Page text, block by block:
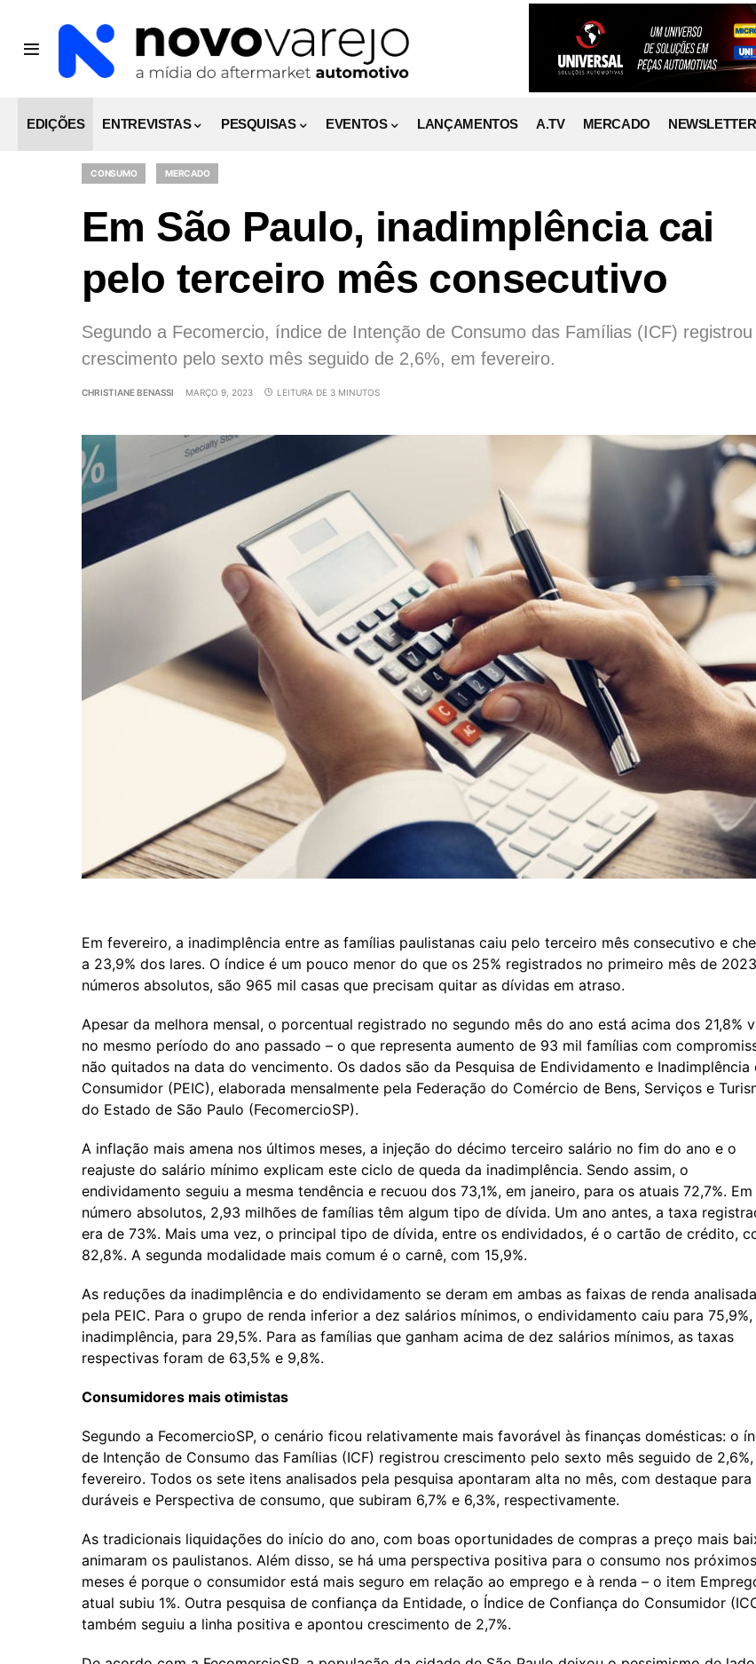
EDIÇÕES ENTREVISTAS PESQUISAS EVENTOS LANÇAMENTOS A.TV MERCADO NEWSLETTER
CONSUMO MERCADO
Em São Paulo, inadimplência cai
pelo terceiro mês consecutivo
Segundo a Fecomercio, índice de Intenção de Consumo das Famílias (ICF) registrou
crescimento pelo sexto mês seguido de 2,6%, em fevereiro.
CHRISTIANE BENASSI MARÇO 9, 2023 LEITURA DE 3 MINUTOS
Em fevereiro, a inadimplência entre as famílias paulistanas caiu pelo terceiro mês consecutivo e
a 23,9% dos lares. O índice é um pouco menor do que os 25% registrados no primeiro mês de
números absolutos, são 965 mil casas que precisam quitar as dívidas em atraso.
Apesar da melhora mensal, o porcentual registrado no segundo mês do ano está acima dos 21,8%
no mesmo período do ano passado – o que representa aumento de 93 mil famílias com
não quitados na data do vencimento. Os dados são da Pesquisa de Endividamento e Inadimplência
Consumidor (PEIC), elaborada mensalmente pela Federação do Comércio de Bens, Serviços e
do Estado de São Paulo (FecomercioSP).
A inflação mais amena nos últimos meses, a injeção do décimo terceiro salário no fim do ano e o
reajuste do salário mínimo explicam este ciclo de queda da inadimplência. Sendo assim, o
endividamento seguiu a mesma tendência e recuou dos 73,1%, em janeiro, para os atuais 72,7%. Em
número absolutos, 2,93 milhões de famílias têm algum tipo de dívida. Um ano antes, a taxa
era de 73%. Mais uma vez, o principal tipo de dívida, entre os endividados, é o cartão de crédito,
82,8%. A segunda modalidade mais comum é o carnê, com 15,9%.
As reduções da inadimplência e do endividamento se deram em ambas as faixas de renda
pela PEIC. Para o grupo de renda inferior a dez salários mínimos, o endividamento caiu para 75,9%,
inadimplência, para 29,5%. Para as famílias que ganham acima de dez salários mínimos, as taxas
respectivas foram de 63,5% e 9,8%.
Consumidores mais otimistas
Segundo a FecomercioSP, o cenário ficou relativamente mais favorável às finanças domésticas: o
de Intenção de Consumo das Famílias (ICF) registrou crescimento pelo sexto mês seguido de 2,6%,
fevereiro. Todos os sete itens analisados pela pesquisa apontaram alta no mês, com destaque para
duráveis e Perspectiva de consumo, que subiram 6,7% e 6,3%, respectivamente.
As tradicionais liquidações do início do ano, com boas oportunidades de compras a preço mais
animaram os paulistanos. Além disso, se há uma perspectiva positiva para o consumo nos próximos
meses é porque o consumidor está mais seguro em relação ao emprego e à renda – o item
atual subiu 1%. Outra pesquisa de confiança da Entidade, o Índice de Confiança do Consumidor
também seguiu a linha positiva e apontou crescimento de 2,7%.